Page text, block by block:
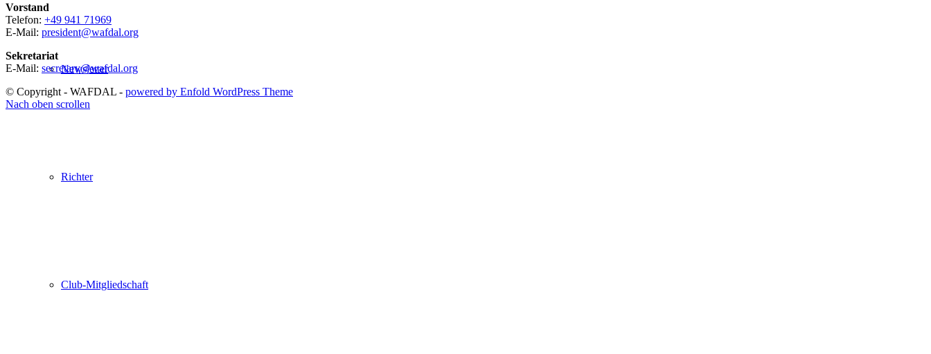
Newsletter
Richter
Club-Mitgliedschaft
Vorstand
Telefon: +49 941 71969
E-Mail: president@wafdal.org
Sekretariat
E-Mail: secretary@wafdal.org
© Copyright - WAFDAL - powered by Enfold WordPress Theme
Nach oben scrollen